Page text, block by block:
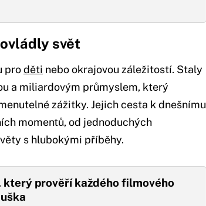
svět
proděti nebo okrajovou záležitostí. Staly
a miliardovým průmyslem, který
zážitky. Jejich cesta k dnešnímu
momentů, od jednoduchých
s hlubokými příběhy.
který prověří každého filmového